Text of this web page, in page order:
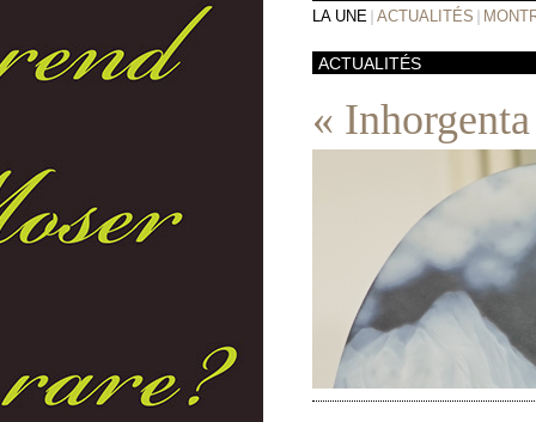
LA UNE ACTUALITÉS
ACTUALITÉS
«